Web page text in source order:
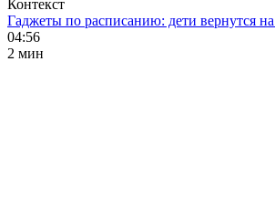
Контекст
Гаджеты по расписанию: дети вернутся
04:56
2 мин